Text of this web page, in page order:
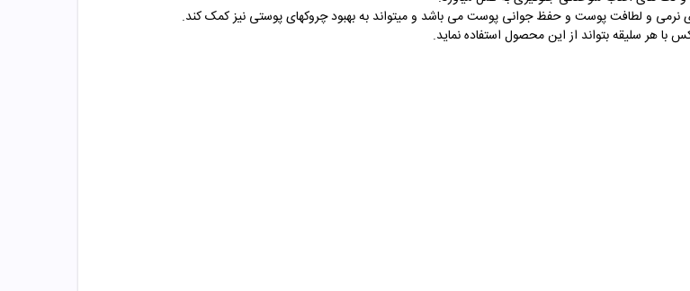
نرمی و لطافت پوست و حفظ جوانی پوست می باشد و میتواند به بهبود چروکهای پوستی نیز کمک کند.